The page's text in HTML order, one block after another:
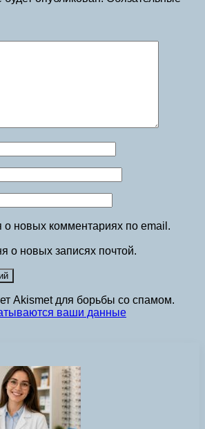
о новых комментариях по email.
о новых записях почтой.
Akismet для борьбы со спамом.
ваши данные